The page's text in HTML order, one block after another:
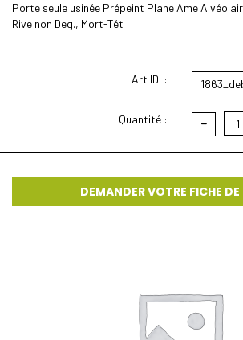
Porte seule usinée Prépeint Plane Ame
Rive non Deg., Mort-Tét
Art ID. :
Quantité : - 1
DEMANDER VOTRE FICHE